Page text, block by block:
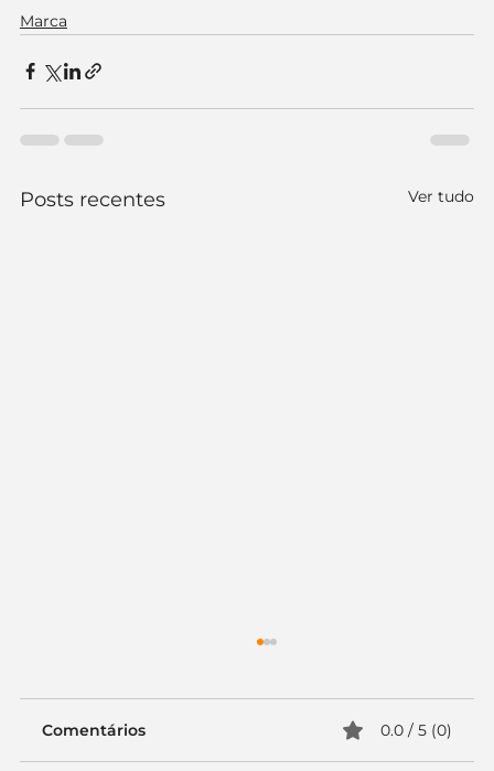
Marca
Posts recentes Ver tudo
Comentários 0.0 / 5 (0)